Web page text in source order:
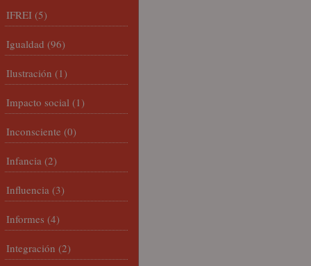
IFREI (5)
Igualdad (96)
Ilustración (1)
Impacto social (1)
Inconsciente (0)
Infancia (2)
Influencia (3)
Informes (4)
Integración (2)